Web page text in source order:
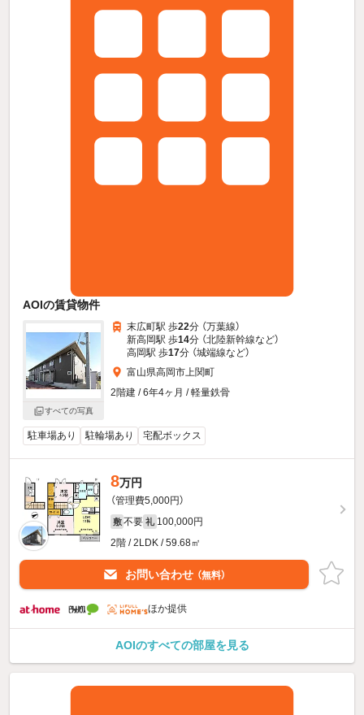
AOIの賃貸物件
すべての写真
末広町駅 歩22分 （万葉線）
新高岡駅 歩14分 （北陸新幹線など）
高岡駅 歩17分 （城端線など）
富山県高岡市上関町
2階建 / 6年4ヶ月 / 軽量鉄骨
駐車場あり 駐輪場あり 宅配ボックス
8万円
（管理費5,000円）
敷 不要 礼 100,000円
2階 / 2LDK / 59.68㎡
お問い合わせ （無料）
ほか提供
AOIのすべての部屋を見る